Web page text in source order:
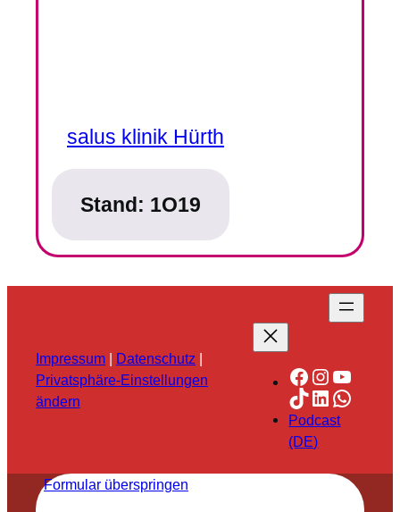
salus klinik Hürth
Stand: 1O19
Impressum | Datenschutz |
Privatsphäre-Einstellungen
ändern
Facebook
TikTok
LinkedIn
Podcast
(DE)
Formular überspringen